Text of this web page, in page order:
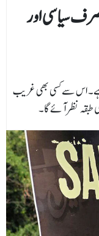
سیاسی اور
اس سے کسی بھی غریب
طبقہ نظر آئے گا۔